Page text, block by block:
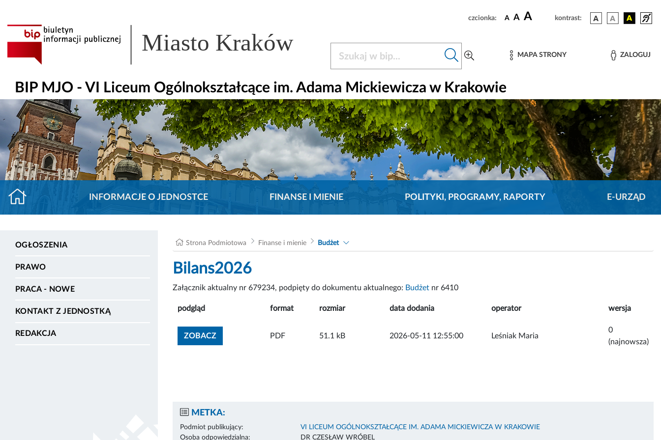
czcionka: A A A kontrast:
Miasto Kraków MAPA STRONY ZALOGUJ
BIP MJO - VI Liceum Ogólnokształcące im. Adama Mickiewicza w Krakowie
INFORMACJE O JEDNOSTCE FINANSE I MIENIE POLITYKI, PROGRAMY, RAPORTY E-URZĄD
OGŁOSZENIA
PRAWO
PRACA - NOWE
KONTAKT Z JEDNOSTKĄ
REDAKCJA
Strona Podmiotowa Finanse i mienie Budżet
Bilans2026
Załącznik aktualny nr 679234, podpięty do dokumentu aktualnego: Budżet nr 6410
podgląd format rozmiar data dodania operator wersja
ZOBACZZOBACZ ZAŁĄCZNIK
PDF 51.1 kB 2026-05-11 12:55:00 Leśniak Maria
0
(najnowsza)
METKA:
Podmiot publikujący:
VI LICEUM OGÓLNOKSZTAŁCĄCE IM. ADAMA MICKIEWICZA W KRAKOWIE
Osoba odpowiedzialna:
DR CZESŁAW WRÓBEL